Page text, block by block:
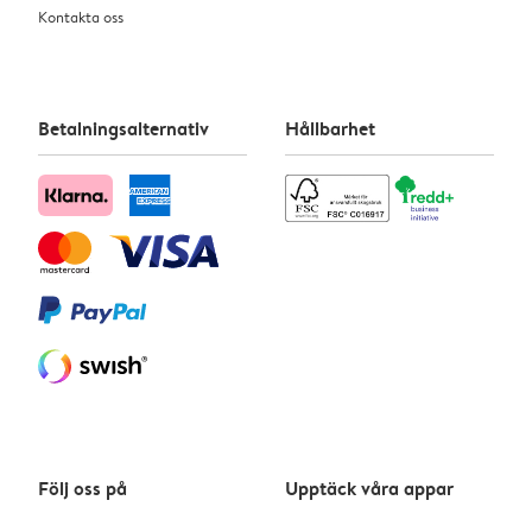
Kontakta oss
Betalningsalternativ Hållbarhet
Följ oss på Upptäck våra appar